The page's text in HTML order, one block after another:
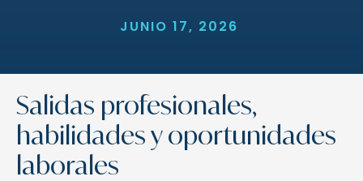
JUNIO 17, 2026
Salidas profesionales,
habilidades y oportunidades
laborales